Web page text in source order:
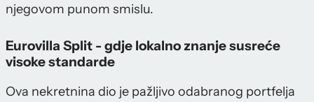
njegovom punom smislu.
Eurovilla Split - gdje lokalno znanje susreće
visoke standarde
Ova nekretnina dio je pažljivo odabranog portfelja